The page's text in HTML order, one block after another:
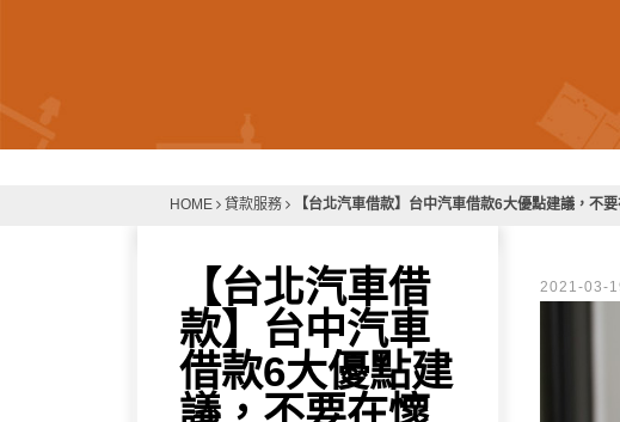
HOME 貸款服務 【台北汽車借款】台中汽車借款6大優點建議，不
2021-03-
【台北汽車借
款】台中汽車
借款6大優點建